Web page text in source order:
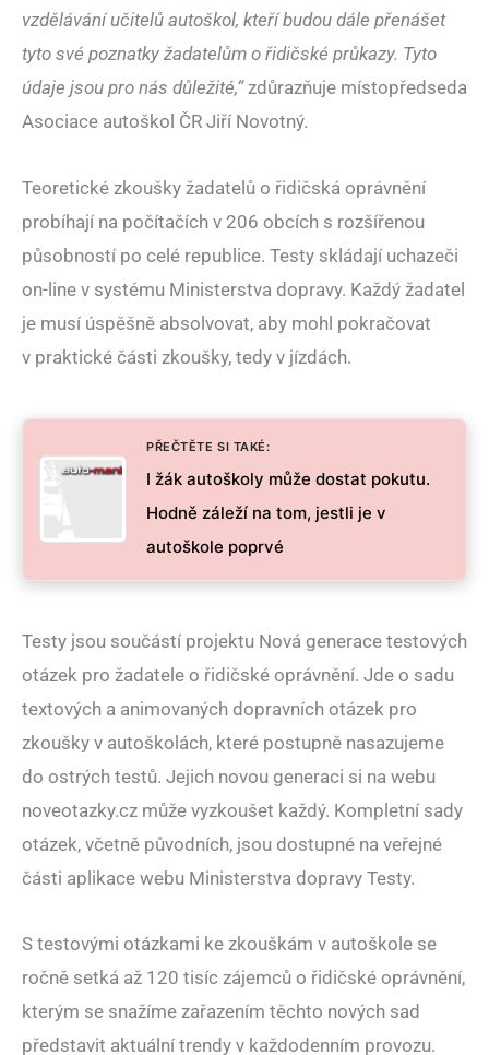
vzdělávání učitelů autoškol, kteří budou dále přenášet
tyto své poznatky žadatelům o řidičské průkazy. Tyto
údaje jsou pro nás důležité,“zdůrazňuje místopředseda
Asociace autoškol ČR Jiří Novotný.
Teoretické zkoušky žadatelů o řidičská oprávnění
probíhají na počítačích v 206 obcích s rozšířenou
působností po celé republice. Testy skládají uchazeči
on-line v systému Ministerstva dopravy. Každý žadatel
je musí úspěšně absolvovat, aby mohl pokračovat
v praktické části zkoušky, tedy v jízdách.
PŘEČTĚTE SI TAKÉ:
I žák autoškoly může dostat pokutu.
Hodně záleží na tom, jestli je v
autoškole poprvé
Testy jsou součástí projektu Nová generace testových
otázek pro žadatele o řidičské oprávnění. Jde o sadu
textových a animovaných dopravních otázek pro
zkoušky v autoškolách, které postupně nasazujeme
do ostrých testů. Jejich novou generaci si na webu
noveotazky.cz může vyzkoušet každý. Kompletní sady
otázek, včetně původních, jsou dostupné na veřejné
části aplikace webu Ministerstva dopravy Testy.
S testovými otázkami ke zkouškám v autoškole se
ročně setká až 120 tisíc zájemců o řidičské oprávnění,
kterým se snažíme zařazením těchto nových sad
představit aktuální trendy v každodenním provozu.